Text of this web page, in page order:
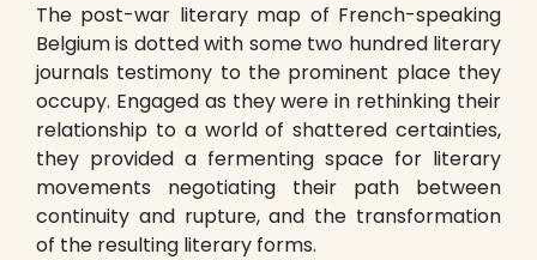
The post-war literary map of French-speaking
Belgium is dotted with some two hundred literary
journals testimony to the prominent place they
occupy. Engaged as they were in rethinking their
relationship to a world of shattered certainties,
they provided a fermenting space for literary
movements negotiating their path between
continuity and rupture, and the transformation
of the resulting literary forms.